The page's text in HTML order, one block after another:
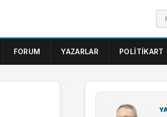
FORUM YAZARLAR POLITIKART